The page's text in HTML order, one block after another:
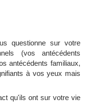
questionne sur votre
(vos antécédents
antécédents familiaux,
à vos yeux mais
qu'ils ont sur votre vie